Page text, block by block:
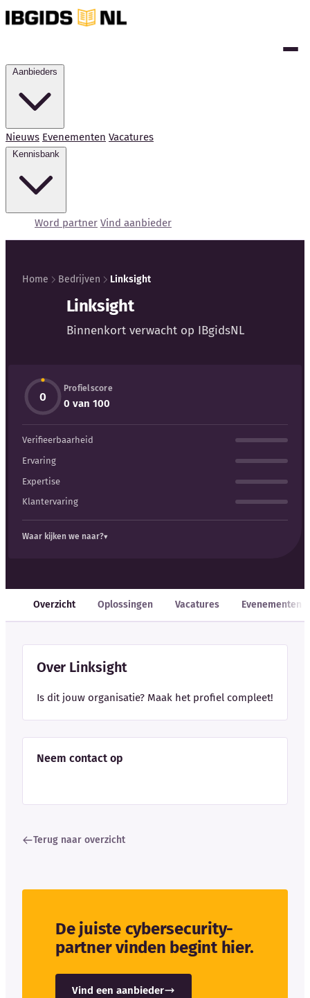
Nieuws Evenementen Vacatures
Word partner Vind aanbieder
Externe bronnen
Woordenboek
Auteurs
Home Bedrijven Linksight
Linksight
Binnenkort verwacht op IBgidsNL
0
Profielscore
0 van 100
Verifieerbaarheid
Ervaring
Expertise
Klantervaring
Waar kijken we naar?
Overzicht Oplossingen Vacatures Evenementen
Over Linksight
Is dit jouw organisatie? Maak het profiel compleet!
Neem contact op
Terug naar overzicht
De juiste cybersecurity-
partner vinden begint hier.
Vind een aanbieder